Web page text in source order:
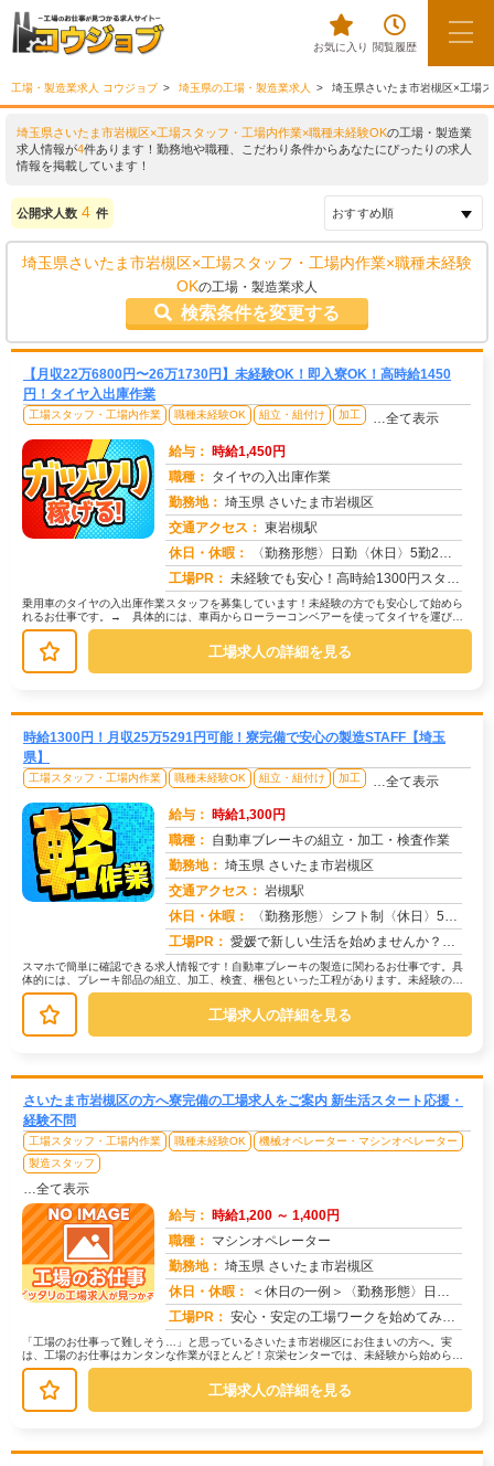
お気に入り 閲覧履歴
工場・製造業求人 コウジョブ 埼玉県の工場・製造業求人 埼玉県さいたま市岩槻区×工場
埼玉県さいたま市岩槻区×工場スタッフ・工場内作業×職種未経験OKの工場・製造業
求人情報が4件あります！勤務地や職種、こだわり条件からあなたにぴったりの求人
情報を掲載しています！
公開求人数 4 件
埼玉県さいたま市岩槻区×工場スタッフ・工場内作業×職種未経験
OKの工場・製造業求人
検索条件を変更する
【月収22万6800円〜26万1730円】未経験OK！即入寮OK！高時給1450
円！タイヤ入出庫作業
工場スタッフ・工場内作業 職種未経験OK 組立・組付け 加工 …全て表示
給与： 時給1,450円
職種： タイヤの入出庫作業
勤務地： 埼玉県 さいたま市岩槻区
交通アクセス： 東岩槻駅
休日・休暇：
〈勤務形態〉日勤〈休日〉5勤2休★ＧＷ★夏季休暇★冬季休暇★年末年始
工場PR： 未経験でも安心！高時給1300円スタートの求人です！→ 先輩スタッフが丁寧に指導しますので、安心して始められます。...
乗用車のタイヤの入出庫作業スタッフを募集しています！未経験の方でも安心して始めら
れるお仕事です。→ 具体的には、車両からローラーコンベアーを使ってタイヤを運び、
パレットに積み替える作業が中心です...
工場求人の詳細を見る
時給1300円！月収25万5291円可能！寮完備で安心の製造STAFF【埼玉
県】
工場スタッフ・工場内作業 職種未経験OK 組立・組付け 加工 …全て表示
給与： 時給1,300円
職種： 自動車ブレーキの組立・加工・検査作業
勤務地： 埼玉県 さいたま市岩槻区
交通アクセス： 岩槻駅
休日・休暇：
〈勤務形態〉シフト制〈休日〉5勤2休★ＧＷ★夏季休暇★冬季休暇★年末年始
工場PR： 愛媛で新しい生活を始めませんか？→すぐに住める寮をご用意！面倒な手続きは一切不要です。ワンルーム寮は家具・家電完備...
スマホで簡単に確認できる求人情報です！自動車ブレーキの製造に関わるお仕事です。具
体的には、ブレーキ部品の組立、加工、検査、梱包といった工程があります。未経験の方
でも安心して始められるよう、研修が...
工場求人の詳細を見る
さいたま市岩槻区の方へ寮完備の工場求人をご案内 新生活スタート応援・
経験不問
工場スタッフ・工場内作業 職種未経験OK
機械オペレーター・マシンオペレーター
製造スタッフ
…全て表示
給与： 時給1,200 ～ 1,400円
職種： マシンオペレーター
勤務地： 埼玉県 さいたま市岩槻区
休日・休暇：
＜休日の一例＞〈勤務形態〉日勤〈休日〉土日★ＧＷ・夏季・冬季・年末年始休暇あり★有給休暇あり※配属先により休日・勤...
工場PR： 安心・安定の工場ワークを始めてみませんか？株式会社京栄センターが選ばれる理由はこちら！【理由①】手厚いサポート体制...
「工場のお仕事って難しそう…」と思っているさいたま市岩槻区にお住まいの方へ。実
は、工場のお仕事はカンタンな作業がほとんど！京栄センターでは、未経験から始められ
るお仕事を多数ご紹介しています。たと...
工場求人の詳細を見る